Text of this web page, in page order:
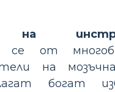
на
се от
на
богат